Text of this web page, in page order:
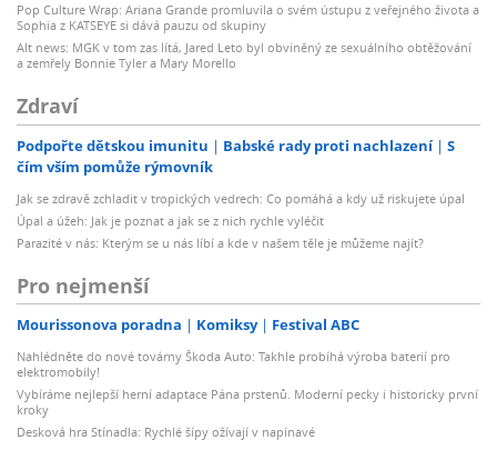
Pop Culture Wrap: Ariana Grande promluvila o svém ústupu z veřejného života a
Sophia z KATSEYE si dává pauzu od skupiny
Alt news: MGK v tom zas lítá, Jared Leto byl obviněný ze sexuálního obtěžování
a zemřely Bonnie Tyler a Mary Morello
Zdraví
Podpořte dětskou imunitu Babské rady proti nachlazení
S
čím vším pomůže rýmovník
Jak se zdravě zchladit v tropických vedrech: Co pomáhá a kdy už riskujete úpal
Úpal a úžeh: Jak je poznat a jak se z nich rychle vyléčit
Parazité v nás: Kterým se u nás líbí a kde v našem těle je můžeme najít?
Pro nejmenší
Mourissonova poradna Komiksy Festival ABC
Nahlédněte do nové továrny Škoda Auto: Takhle probíhá výroba baterií pro
elektromobily!
Vybíráme nejlepší herní adaptace Pána prstenů. Moderní pecky i historicky první
kroky
Desková hra Stínadla: Rychlé šípy ožívají v napínavé